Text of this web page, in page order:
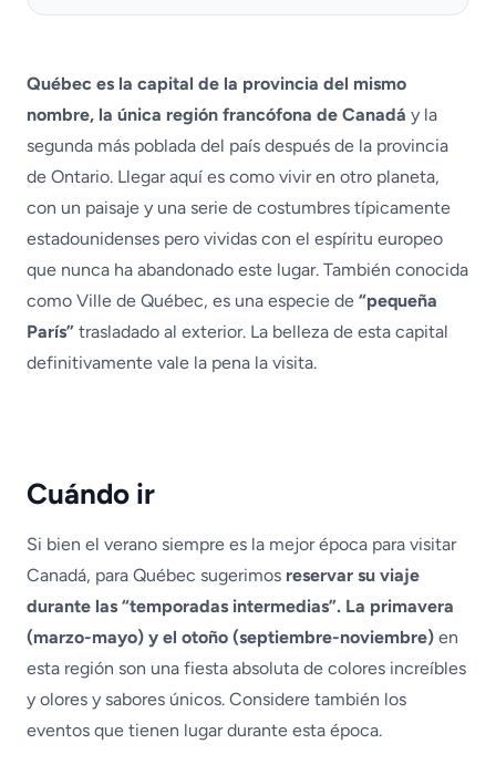
Québec es la capital de la provincia del mismo
nombre, la única región francófona de Canadá y la
segunda más poblada del país después de la provincia
de Ontario. Llegar aquí es como vivir en otro planeta,
con un paisaje y una serie de costumbres típicamente
estadounidenses pero vividas con el espíritu europeo
que nunca ha abandonado este lugar. También conocida
como Ville de Québec, es una especie de “pequeña
París” trasladado al exterior. La belleza de esta capital
definitivamente vale la pena la visita.
Cuándo ir
Si bien el verano siempre es la mejor época para visitar
Canadá, para Québec sugerimos reservar su viaje
durante las “temporadas intermedias”. La primavera
(marzo-mayo) y el otoño (septiembre-noviembre) en
esta región son una fiesta absoluta de colores increíbles
y olores y sabores únicos. Considere también los
eventos que tienen lugar durante esta época.